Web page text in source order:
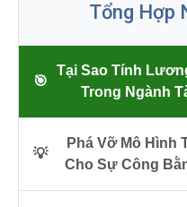
Tổng Hợp
🎯
Tại Sao Tính
Trong Ngành
💡
Phá Vỡ Mô Hình
Cho Sự Công